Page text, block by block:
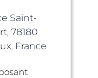
Saint-
78180
France